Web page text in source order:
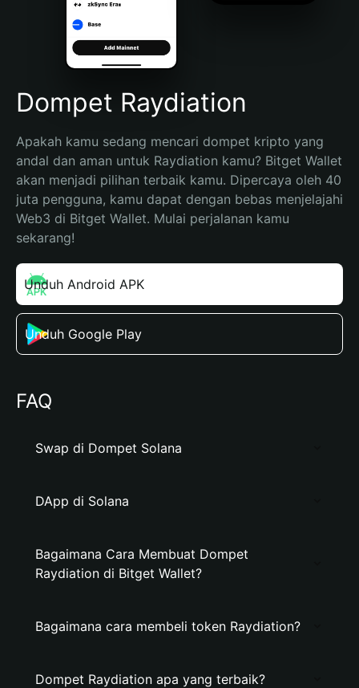
Português (Brasil)
Español (Argentina)
Dompet Raydiation
Apakah kamu sedang mencari dompet kripto yang
andal dan aman untuk Raydiation kamu? Bitget Wallet
akan menjadi pilihan terbaik kamu. Dipercaya oleh 40
juta pengguna, kamu dapat dengan bebas menjelajahi
Web3 di Bitget Wallet. Mulai perjalanan kamu
sekarang!
Unduh Android APK
Unduh Google Play
FAQ
Swap di Dompet Solana
DApp di Solana
Bagaimana Cara Membuat Dompet
Raydiation di Bitget Wallet?
Bagaimana cara membeli token Raydiation?
Dompet Raydiation apa yang terbaik?